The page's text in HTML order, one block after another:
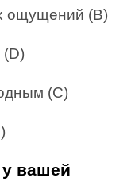
ощущений (В)
(С)
у вашей